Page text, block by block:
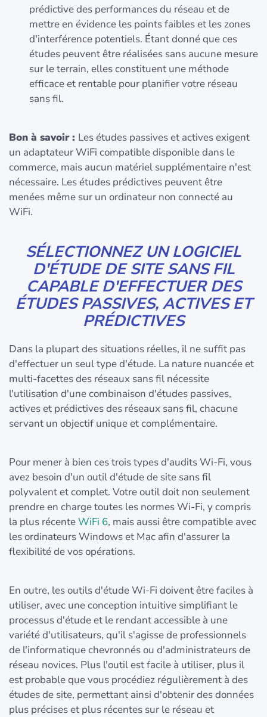
prédictive des performances du réseau et de
mettre en évidence les points faibles et les zones
d'interférence potentiels. Étant donné que ces
études peuvent être réalisées sans aucune mesure
sur le terrain, elles constituent une méthode
efficace et rentable pour planifier votre réseau
sans fil.
Bon à savoir : Les études passives et actives exigent
un adaptateur WiFi compatible disponible dans le
commerce, mais aucun matériel supplémentaire n'est
nécessaire. Les études prédictives peuvent être
menées même sur un ordinateur non connecté au
WiFi.
SÉLECTIONNEZ UN LOGICIEL
D'ÉTUDE DE SITE SANS FIL
CAPABLE D'EFFECTUER DES
ÉTUDES PASSIVES, ACTIVES ET
PRÉDICTIVES
Dans la plupart des situations réelles, il ne suffit pas
d'effectuer un seul type d'étude. La nature nuancée et
multi-facettes des réseaux sans fil nécessite
l'utilisation d'une combinaison d'études passives,
actives et prédictives des réseaux sans fil, chacune
servant un objectif unique et complémentaire.
Pour mener à bien ces trois types d'audits Wi-Fi, vous
avez besoin d'un outil d'étude de site sans fil
polyvalent et complet. Votre outil doit non seulement
prendre en charge toutes les normes Wi-Fi, y compris
la plus récenteWiFi 6, mais aussi être compatible avec
les ordinateurs Windows et Mac afin d'assurer la
flexibilité de vos opérations.
En outre, les outils d'étude Wi-Fi doivent être faciles à
utiliser, avec une conception intuitive simplifiant le
processus d'étude et le rendant accessible à une
variété d'utilisateurs, qu'il s'agisse de professionnels
de l'informatique chevronnés ou d'administrateurs de
réseau novices. Plus l'outil est facile à utiliser, plus il
est probable que vous procédiez régulièrement à des
études de site, permettant ainsi d'obtenir des données
plus précises et plus récentes sur le réseau et